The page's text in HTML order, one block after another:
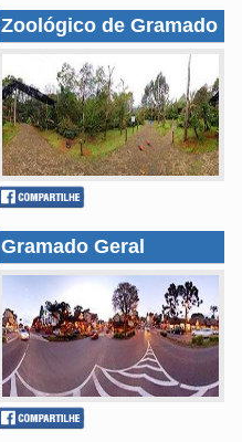
Zoológico de Gramado
Gramado Geral